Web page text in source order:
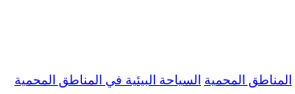
المناطق المحمية السياحة البيئية في المناطق المحمية